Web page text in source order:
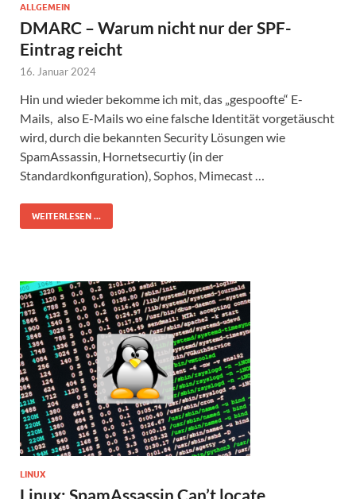
ALLGEMEIN
DMARC – Warum nicht nur der SPF-
Eintrag reicht
16. Januar 2024
Hin und wieder bekomme ich mit, das „gespoofte“ E-
Mails, also E-Mails wo eine falsche Identität vorgetäuscht
wird, durch die bekannten Security Lösungen wie
SpamAssassin, Hornetsecurtiy (in der
Standardkonfiguration), Sophos, Mimecast …
WEITERLESEN ...
LINUX
Linux: SpamAssassin Can’t locate